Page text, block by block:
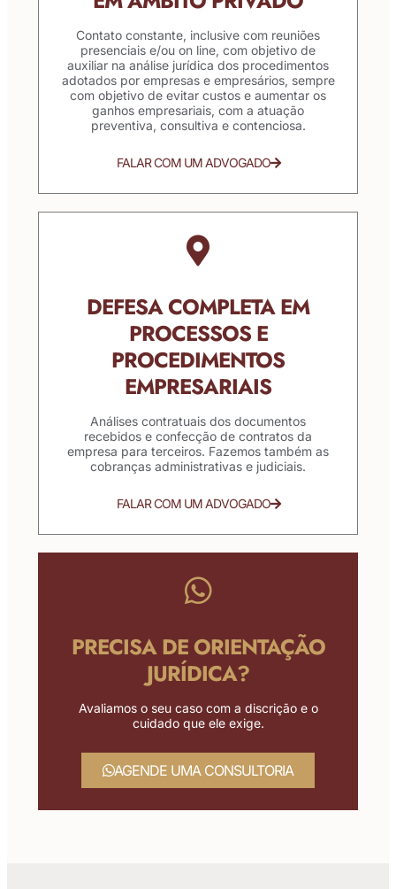
Contato constante, inclusive com reuniões
presenciais e/ou on line, com objetivo de
auxiliar na análise jurídica dos procedimentos
adotados por empresas e empresários, sempre
com objetivo de evitar custos e aumentar os
ganhos empresariais, com a atuação
preventiva, consultiva e contenciosa.
FALAR COM UM ADVOGADO
DEFESA COMPLETA EM
PROCESSOS E
PROCEDIMENTOS
EMPRESARIAIS
Análises contratuais dos documentos
recebidos e confecção de contratos da
empresa para terceiros. Fazemos também as
cobranças administrativas e judiciais.
FALAR COM UM ADVOGADO
PRECISA DE ORIENTAÇÃO
JURÍDICA?
Avaliamos o seu caso com a discrição e o
cuidado que ele exige.
AGENDE UMA CONSULTORIA